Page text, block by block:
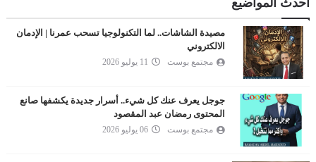
احدث المواضيع
مصيدة الشاشات.. لما التكنولوجيا تسحب عمرنا | الإدمان
الالكتروني
مجتمع بوست 11 يوليو 2026
جوجل يعرف عنك كل شيء.. أسرار جديدة يكشفها صانع
المحتوى رمضان عبد المقصود
مجتمع بوست 06 يوليو 2026